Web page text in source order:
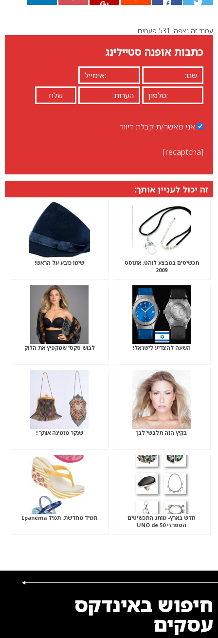
0
עמוד זה נצפה: 531 פעמים
כתבות אופנה סטיילינג
אני מאשר/ת קבלת דיוור
[recaptcha]
זה יכול לעניין אותך:
תכשיטים במבצע לוהט: אוגוסט
2009
שימו כובע על הראש!
השעה להצדיע לישראל! לבוש סקסי שמקפיץ את הלוק
בקיץ הזה תלבשי לבן שנקר מזמינה אותך !
חדש בארץ- מותג התכשיטים
הספרדי UNO de 50
תמיד מחדשת. תמיד Ipanema
חיפוש באינדקס
עסקים